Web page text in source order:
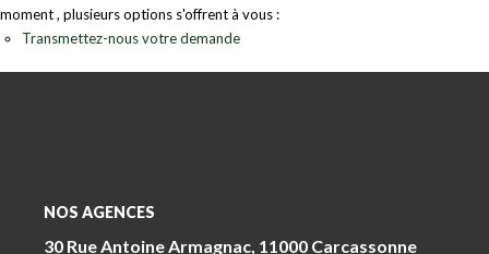
moment , plusieurs options s'offrent à vous :
Transmettez-nous votre demande
NOS AGENCES
30 Rue Antoine Armagnac, 11000 Carcassonne